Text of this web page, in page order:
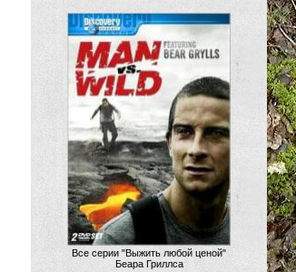
Все серии "Выжить любой ценой"
Беара Гриллса